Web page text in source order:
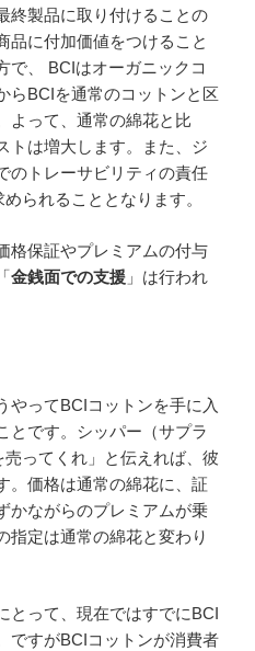
終製品に取り付けることの
品に付加価値をつけること
で、 BCIはオーガニックコ
らBCIを通常のコットンと区
よって、通常の綿花と比
トは増大します。また、ジ
のトレーサビリティの責任
られることとなります。
格保証やプレミアムの付与
金銭面での支援 」は行われ
やってBCIコットンを手に入
とです。シッパー（サプラ
ってくれ」と伝えれば、彼
。価格は通常の綿花に、証
かながらのプレミアムが乗
指定は通常の綿花と変わり
とって、現在ではすでにBCI
ですがBCIコットンが消費者